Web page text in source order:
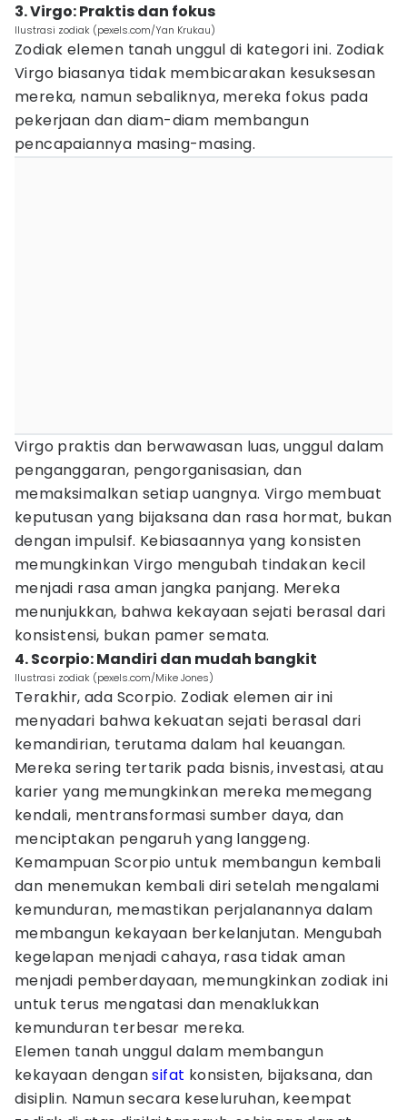
3. Virgo: Praktis dan fokus
Ilustrasi zodiak (pexels.com/Yan Krukau)
Zodiak elemen tanah unggul di kategori ini. Zodiak
Virgo biasanya tidak membicarakan kesuksesan
mereka, namun sebaliknya, mereka fokus pada
pekerjaan dan diam-diam membangun
pencapaiannya masing-masing.
Virgo praktis dan berwawasan luas, unggul dalam
penganggaran, pengorganisasian, dan
memaksimalkan setiap uangnya. Virgo membuat
keputusan yang bijaksana dan rasa hormat, bukan
dengan impulsif. Kebiasaannya yang konsisten
memungkinkan Virgo mengubah tindakan kecil
menjadi rasa aman jangka panjang. Mereka
menunjukkan, bahwa kekayaan sejati berasal dari
konsistensi, bukan pamer semata.
4. Scorpio: Mandiri dan mudah bangkit
Ilustrasi zodiak (pexels.com/Mike Jones)
Terakhir, ada Scorpio. Zodiak elemen air ini
menyadari bahwa kekuatan sejati berasal dari
kemandirian, terutama dalam hal keuangan.
Mereka sering tertarik pada bisnis, investasi, atau
karier yang memungkinkan mereka memegang
kendali, mentransformasi sumber daya, dan
menciptakan pengaruh yang langgeng.
Kemampuan Scorpio untuk membangun kembali
dan menemukan kembali diri setelah mengalami
kemunduran, memastikan perjalanannya dalam
membangun kekayaan berkelanjutan. Mengubah
kegelapan menjadi cahaya, rasa tidak aman
menjadi pemberdayaan, memungkinkan zodiak ini
untuk terus mengatasi dan menaklukkan
kemunduran terbesar mereka.
Elemen tanah unggul dalam membangun
kekayaan dengansifat konsisten, bijaksana, dan
disiplin. Namun secara keseluruhan, keempat